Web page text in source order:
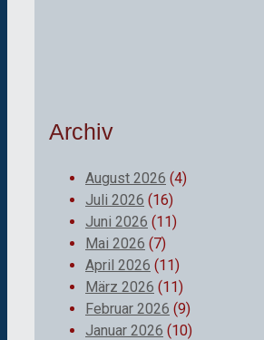
Archiv
August 2026 (4)
Juli 2026 (16)
Juni 2026 (11)
Mai 2026 (7)
April 2026 (11)
März 2026 (11)
Februar 2026 (9)
Januar 2026 (10)